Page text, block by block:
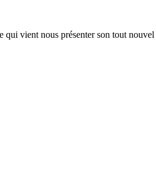
qui vient nous présenter son tout